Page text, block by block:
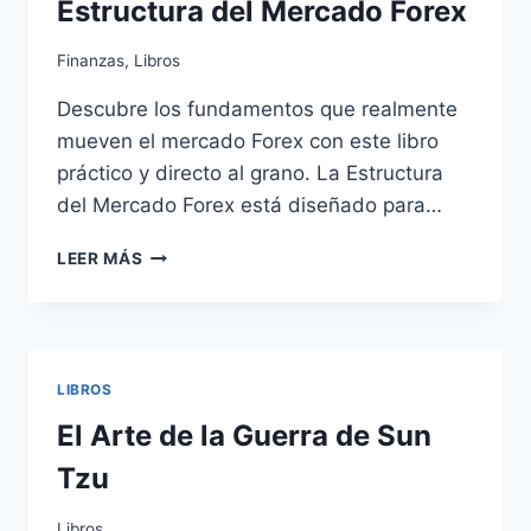
Estructura del Mercado Forex
Finanzas, Libros
Descubre los fundamentos que realmente
mueven el mercado Forex con este libro
práctico y directo al grano. La Estructura
del Mercado Forex está diseñado para…
LEER MÁS LIBRO
MERCADO
FOREX
LIBROS
El Arte de la Guerra de Sun
Tzu